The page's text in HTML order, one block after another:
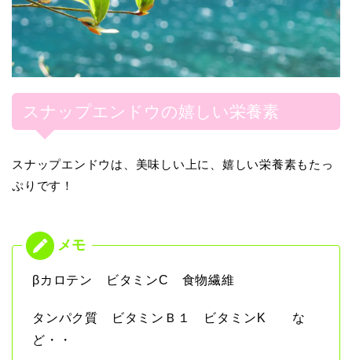
スナップエンドウの嬉しい栄養素
スナップエンドウは、美味しい上に、嬉しい栄養素もたっ
ぷりです！
βカロテン ビタミンC 食物繊維
タンパク質 ビタミンＢ１ ビタミンK な
ど・・